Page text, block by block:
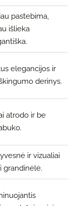
pastebima,
išlieka
elegancijos ir
derinys.
atrodo ir be
ir vizualiai
grandinėlė.